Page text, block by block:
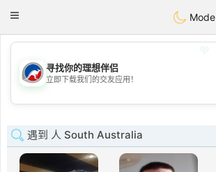
AustraliaChat
Toggle
Mode
💖
💕
寻找你的理想伴侣
立即下载我们的交友应用！
遇到 人 South Australia